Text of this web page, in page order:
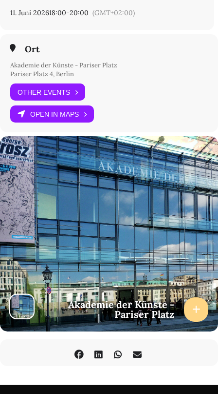
Anne Schneider, Rat für die Künste Berlin
T +49 (0)30 200 57 1000
11. Juni 202618:00-20:00 (GMT+02:00)
Ort
Akademie der Künste - Pariser Platz
Pariser Platz 4, Berlin
OTHER EVENTS
OPEN IN MAPS
Akademie der Künste -
Pariser Platz